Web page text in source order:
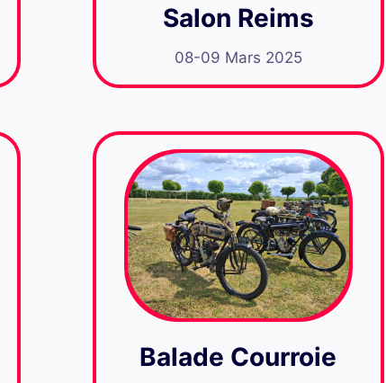
Salon Reims
08-09 Mars 2025
Balade Courroie